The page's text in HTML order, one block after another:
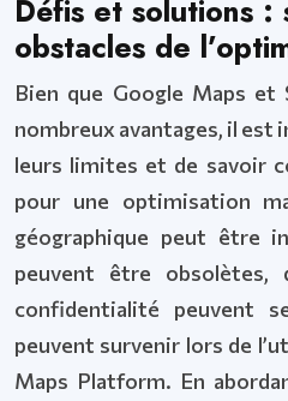
Défis et solutions :
obstacles de
Bien que Google Maps
nombreux avantages, il
leurs limites et de savoir
pour une optimisation
géographique peut être
peuvent être obsolètes,
confidentialité peuvent
peuvent survenir lors de
Maps Platform. En